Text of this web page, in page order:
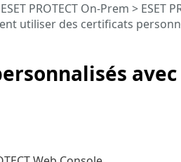
avec
PROTECT On-Prem > ESET
utiliser des certificats